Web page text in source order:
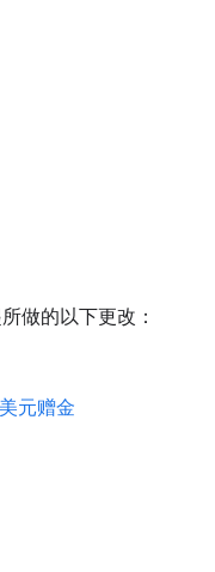
做的以下更改：
元赠金